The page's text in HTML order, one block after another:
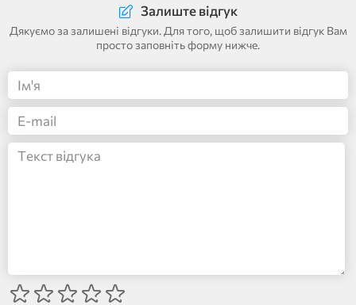
Залиште відгук
Дякуємо за залишені відгуки. Для того, щоб залишити відгук Вам
просто заповніть форму нижче.